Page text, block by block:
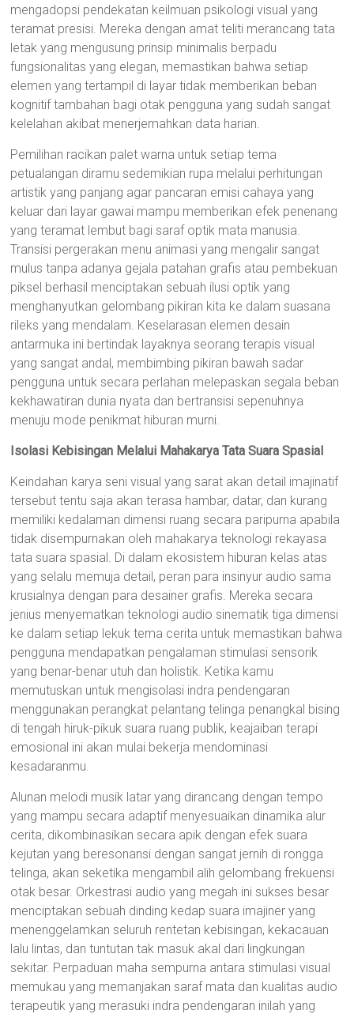
mengadopsi pendekatan keilmuan psikologi visual yang
teramat presisi. Mereka dengan amat teliti merancang tata
letak yang mengusung prinsip minimalis berpadu
fungsionalitas yang elegan, memastikan bahwa setiap
elemen yang tertampil di layar tidak memberikan beban
kognitif tambahan bagi otak pengguna yang sudah sangat
kelelahan akibat menerjemahkan data harian.
Pemilihan racikan palet warna untuk setiap tema
petualangan diramu sedemikian rupa melalui perhitungan
artistik yang panjang agar pancaran emisi cahaya yang
keluar dari layar gawai mampu memberikan efek penenang
yang teramat lembut bagi saraf optik mata manusia.
Transisi pergerakan menu animasi yang mengalir sangat
mulus tanpa adanya gejala patahan grafis atau pembekuan
piksel berhasil menciptakan sebuah ilusi optik yang
menghanyutkan gelombang pikiran kita ke dalam suasana
rileks yang mendalam. Keselarasan elemen desain
antarmuka ini bertindak layaknya seorang terapis visual
yang sangat andal, membimbing pikiran bawah sadar
pengguna untuk secara perlahan melepaskan segala beban
kekhawatiran dunia nyata dan bertransisi sepenuhnya
menuju mode penikmat hiburan murni.
Isolasi Kebisingan Melalui Mahakarya Tata Suara Spasial
Keindahan karya seni visual yang sarat akan detail imajinatif
tersebut tentu saja akan terasa hambar, datar, dan kurang
memiliki kedalaman dimensi ruang secara paripurna apabila
tidak disempurnakan oleh mahakarya teknologi rekayasa
tata suara spasial. Di dalam ekosistem hiburan kelas atas
yang selalu memuja detail, peran para insinyur audio sama
krusialnya dengan para desainer grafis. Mereka secara
jenius menyematkan teknologi audio sinematik tiga dimensi
ke dalam setiap lekuk tema cerita untuk memastikan bahwa
pengguna mendapatkan pengalaman stimulasi sensorik
yang benar-benar utuh dan holistik. Ketika kamu
memutuskan untuk mengisolasi indra pendengaran
menggunakan perangkat pelantang telinga penangkal bising
di tengah hiruk-pikuk suara ruang publik, keajaiban terapi
emosional ini akan mulai bekerja mendominasi
kesadaranmu.
Alunan melodi musik latar yang dirancang dengan tempo
yang mampu secara adaptif menyesuaikan dinamika alur
cerita, dikombinasikan secara apik dengan efek suara
kejutan yang beresonansi dengan sangat jernih di rongga
telinga, akan seketika mengambil alih gelombang frekuensi
otak besar. Orkestrasi audio yang megah ini sukses besar
menciptakan sebuah dinding kedap suara imajiner yang
menenggelamkan seluruh rentetan kebisingan, kekacauan
lalu lintas, dan tuntutan tak masuk akal dari lingkungan
sekitar. Perpaduan maha sempurna antara stimulasi visual
memukau yang memanjakan saraf mata dan kualitas audio
terapeutik yang merasuki indra pendengaran inilah yang